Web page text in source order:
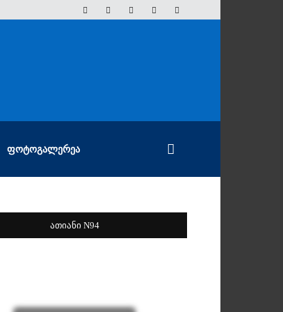
ᲤᲝᲢᲝᲒᲐᲚᲔᲠᲔᲐ
ათიანი N94